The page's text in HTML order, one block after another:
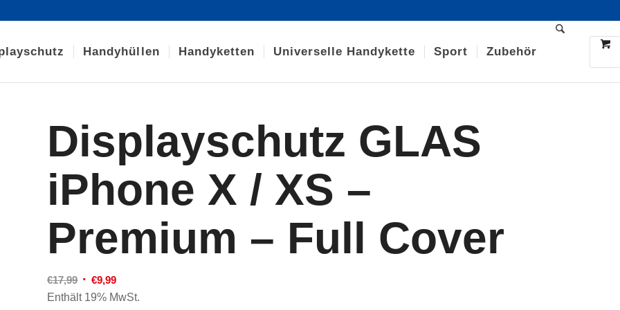
Handyhüllen Handyketten Universelle Handykette Sport Zubehör
Displayschutz GLAS
iPhone X / XS –
Premium – Full Cover
€17,99 Ursprünglicher
Preis
€9,99Aktueller
Preis
Enthält 19% MwSt.